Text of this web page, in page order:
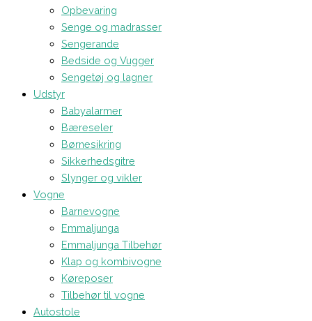
Opbevaring
Senge og madrasser
Sengerande
Bedside og Vugger
Sengetøj og lagner
Udstyr
Babyalarmer
Bæreseler
Børnesikring
Sikkerhedsgitre
Slynger og vikler
Vogne
Barnevogne
Emmaljunga
Emmaljunga Tilbehør
Klap og kombivogne
Køreposer
Tilbehør til vogne
Autostole